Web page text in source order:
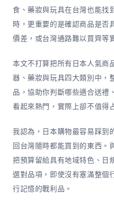
食、藥妝與玩具在台灣也能找
時，更重要的是確認商品是否
價差，或台灣通路難以買齊等
本文不打算把所有日本人氣商
器、藥妝與玩具四大類別中，
品，協助你判斷哪些適合送禮
看起來熱門，實際上卻不值得
我認為，日本購物最容易踩到
回台灣隨時都能買到的東西。
把預算留給具有地域特色、日
選對品項，即使沒有塞滿整個
行記憶的戰利品。